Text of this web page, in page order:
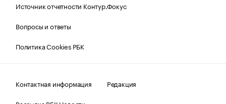
Источник отчетности Контур.Фокус
Вопросы и ответы
Политика Cookies РБК
Контактная информация
Редакция